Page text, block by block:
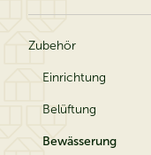
Zubehör
Einrichtung
Belüftung
Bewässerung